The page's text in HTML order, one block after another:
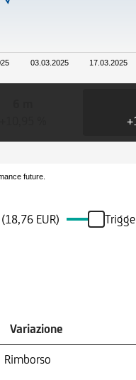
03.03.2025 17.03.2025
future.
EUR)
Variazione
Rimborso